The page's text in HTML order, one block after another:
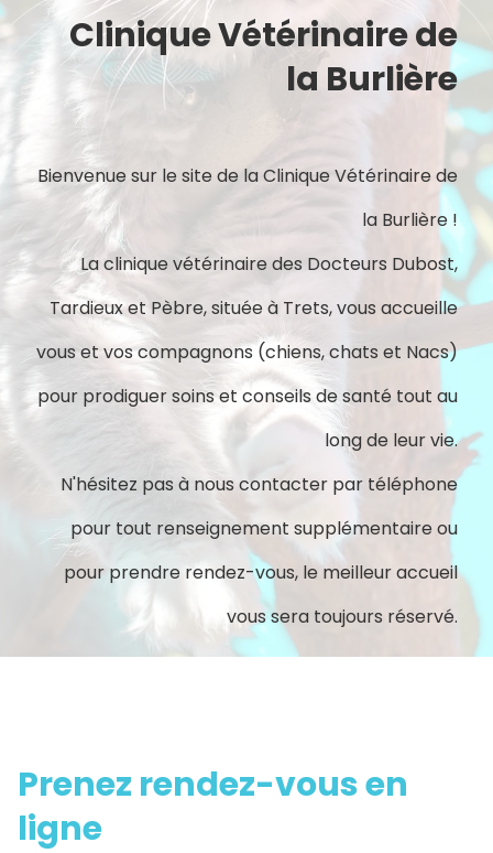
Clinique Vétérinaire de
la Burlière
Bienvenue sur le site de la Clinique Vétérinaire de
la Burlière !
La clinique vétérinaire des Docteurs Dubost,
Tardieux et Pèbre, située à Trets, vous accueille
vous et vos compagnons (chiens, chats et Nacs)
pour prodiguer soins et conseils de santé tout au
long de leur vie.
N'hésitez pas à nous contacter par téléphone
pour tout renseignement supplémentaire ou
pour prendre rendez-vous, le meilleur accueil
vous sera toujours réservé.
Prenez rendez-vous en
ligne